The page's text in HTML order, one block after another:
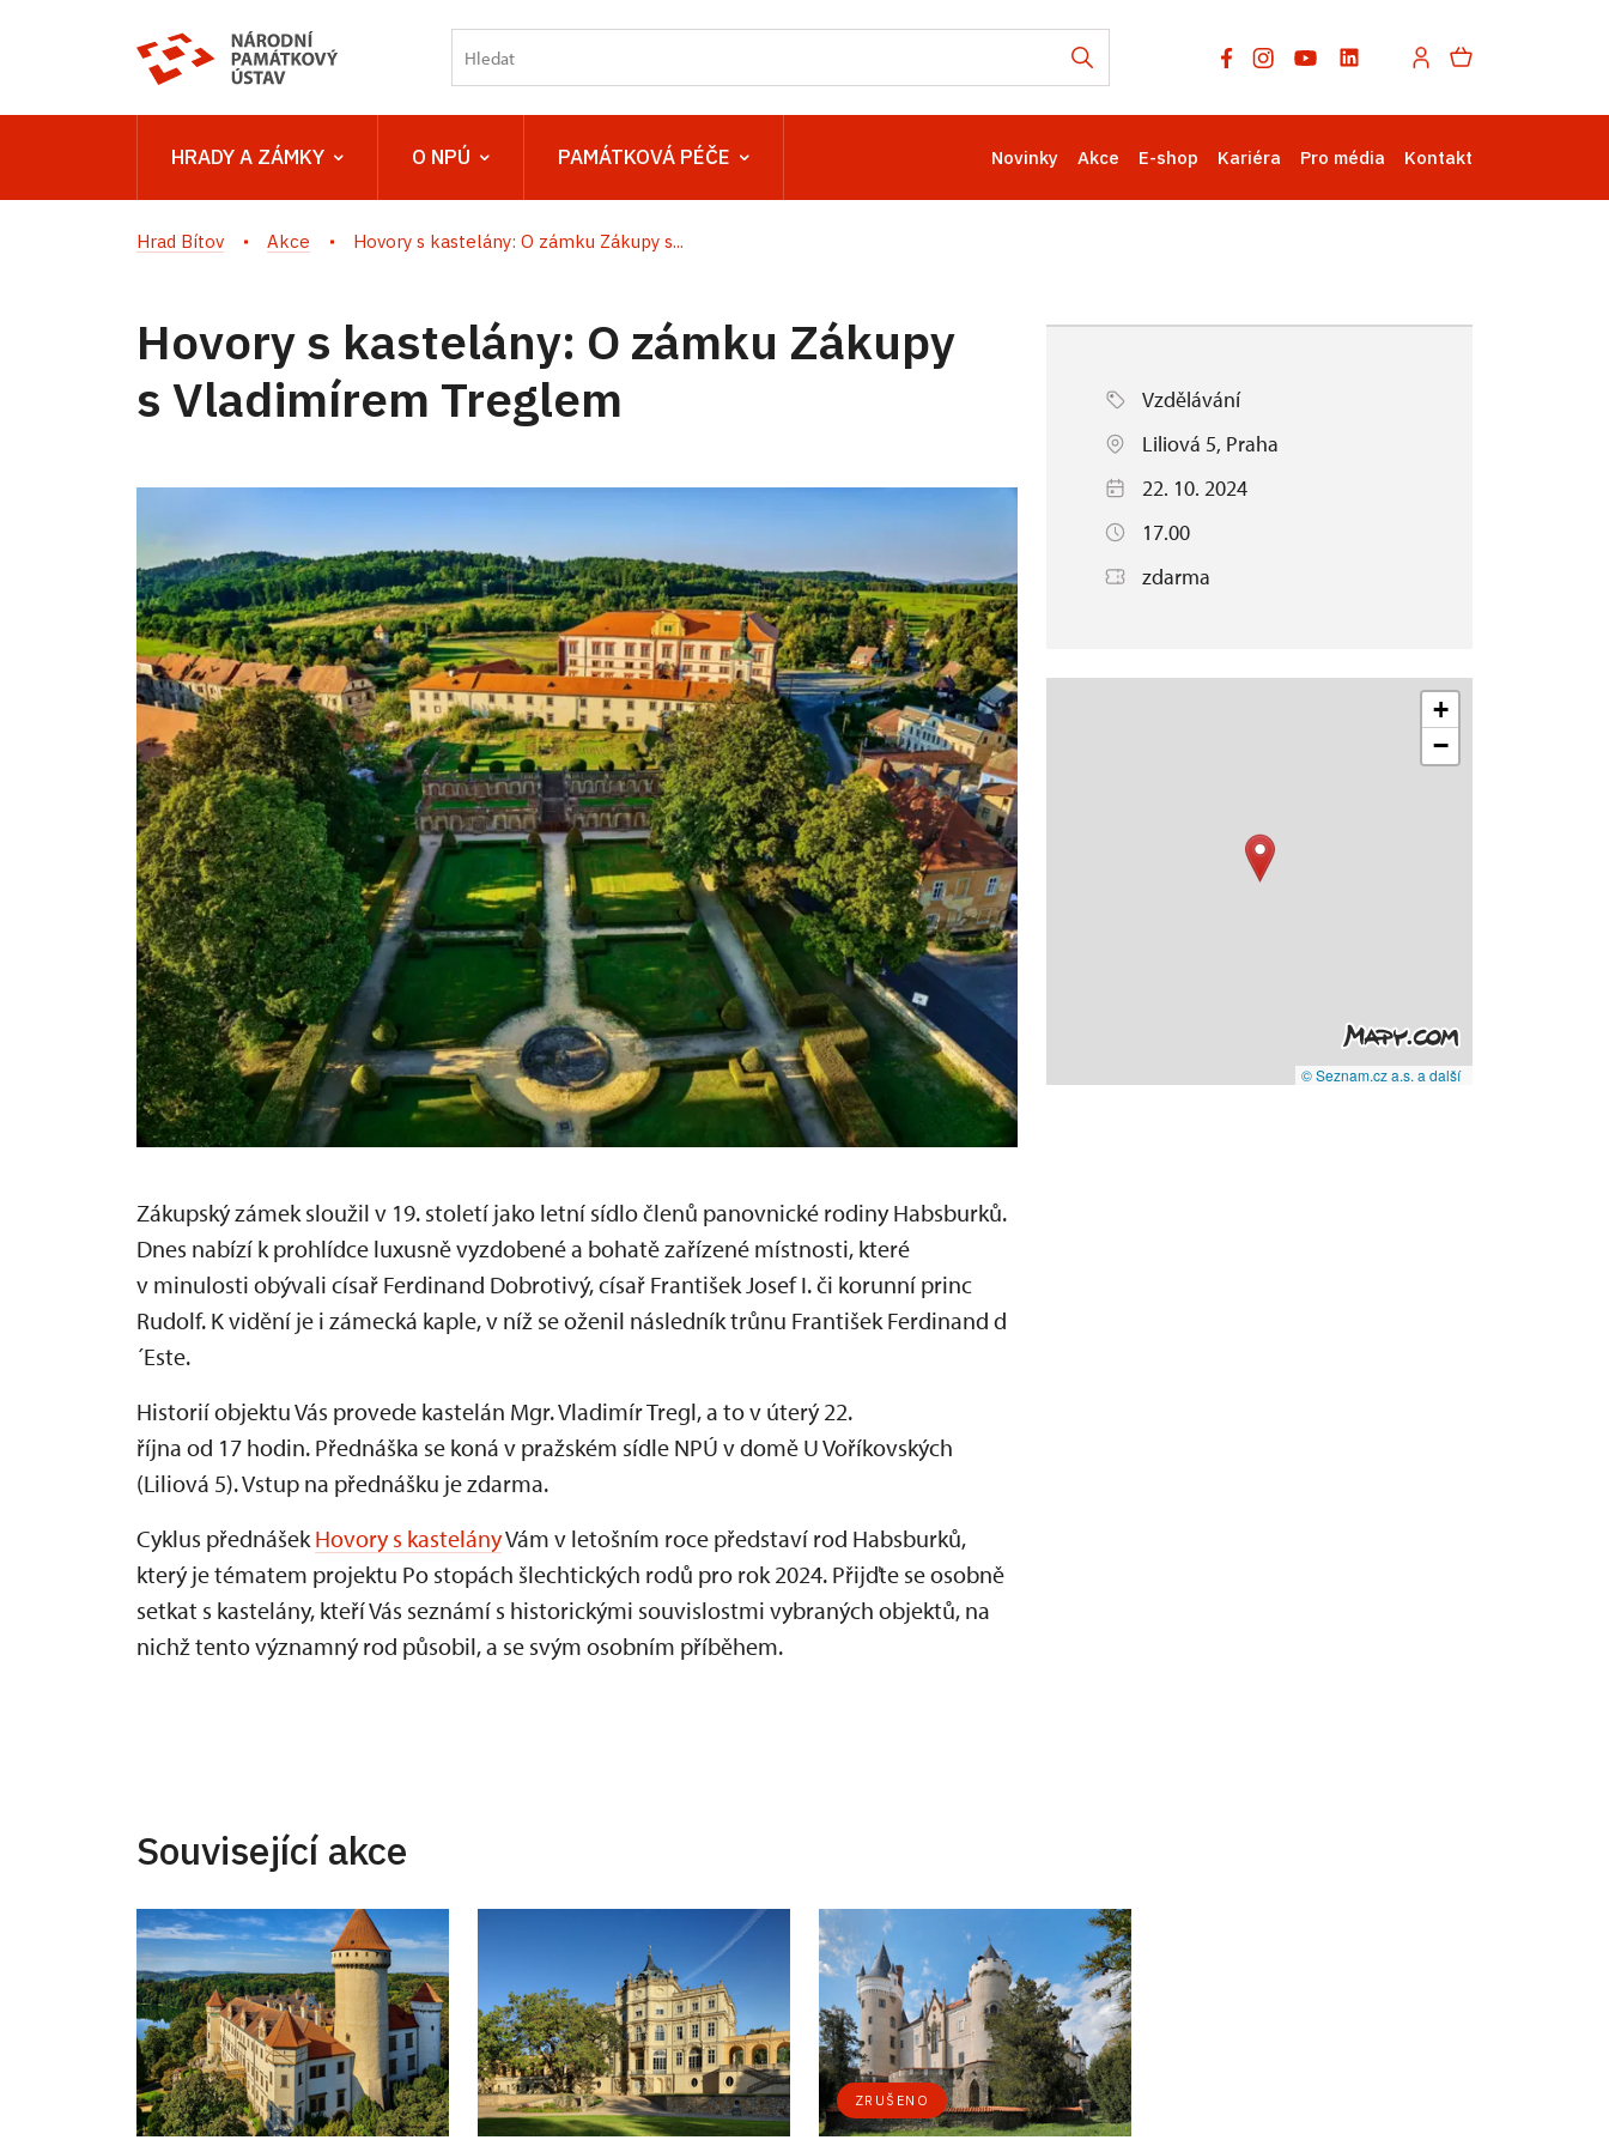
HRADY A ZÁMKY O NPÚ PAMÁTKOVÁ PÉČE Novinky Akce E-shop Kariéra Pro média Kontakt
Hrad Bítov Akce Hovory s kastelány: O zámku Zákupy s...
Hovory s kastelány: O zámku Zákupy
s Vladimírem Treglem
Zákupský zámek sloužil v 19. století jako letní sídlo členů panovnické rodiny Habsburků.
Dnes nabízí k prohlídce luxusně vyzdobené a bohatě zařízené místnosti, které
v minulosti obývali císař Ferdinand Dobrotivý, císař František Josef I. či korunní princ
Rudolf. K vidění je i zámecká kaple, v níž se oženil následník trůnu František Ferdinand d
´Este.
Historií objektu Vás provede kastelán Mgr. Vladimír Tregl, a to v úterý 22.
října od 17 hodin. Přednáška se koná v pražském sídle NPÚ v domě U Voříkovských
(Liliová 5). Vstup na přednášku je zdarma.
Cyklus přednášekHovory s kastelányVám v letošním roce představí rod Habsburků,
který je tématem projektu Po stopách šlechtických rodů pro rok 2024. Přijďte se osobně
setkat s kastelány, kteří Vás seznámí s historickými souvislostmi vybraných objektů, na
nichž tento významný rod působil, a se svým osobním příběhem.
Vzdělávání
Liliová 5, Praha
22. 10. 2024
17.00
zdarma
+
−
© Seznam.cz a.s. a další
Související akce
ZRUŠENO